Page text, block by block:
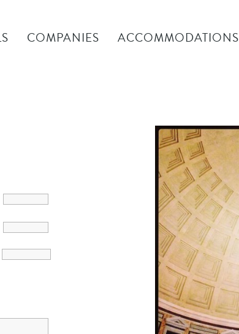
COMPANIES ACCOMMODATIONS